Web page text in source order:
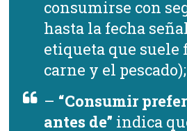
consumirse con
hasta la fecha
etiqueta que suele
carne y el pescado);
– “Consumir
antes de” indica